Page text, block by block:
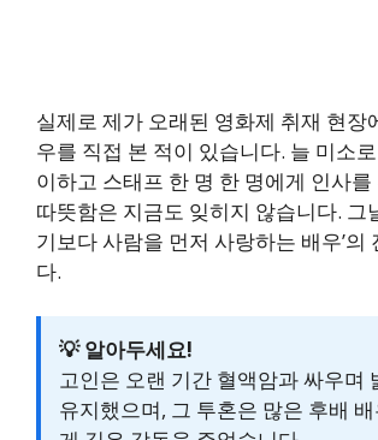
실제로 제가 오래된 영화제 취재 현장
우를 직접 본 적이 있습니다. 늘 미소
이하고 스태프 한 명 한 명에게 인사를
따뜻함은 지금도 잊히지 않습니다. 그
기보다 사람을 먼저 사랑하는 배우’의
다.
💡 알아두세요!
고인은 오랜 기간 혈액암과 싸우며
유지했으며, 그 투혼은 많은 후배